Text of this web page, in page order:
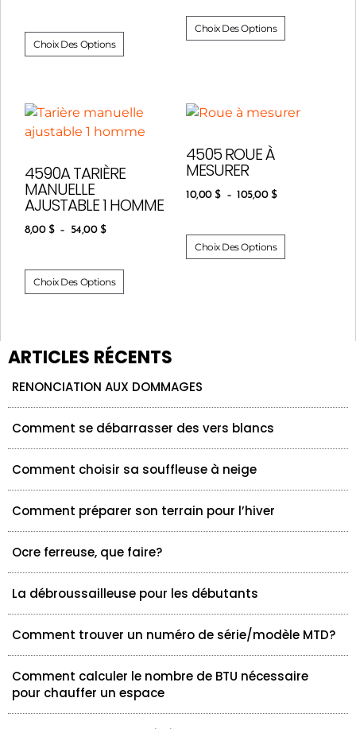
Choix Des Options
Choix Des Options
4590A TARIÈRE
MANUELLE
AJUSTABLE 1 HOMME
8,00 $ – 54,00 $
Choix Des Options
4505 ROUE À
MESURER
10,00$ – 105,00 $
Choix Des Options
ARTICLES RÉCENTS
RENONCIATION AUX DOMMAGES
Comment se débarrasser des vers blancs
Comment choisir sa souffleuse à neige
Comment préparer son terrain pour l’hiver
Ocre ferreuse, que faire?
La débroussailleuse pour les débutants
Comment trouver un numéro de série/modèle MTD?
Comment calculer le nombre de BTU nécessaire
pour chauffer un espace